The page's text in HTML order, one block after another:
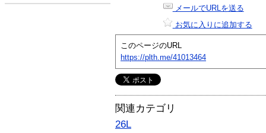
メールでURLを送る
お気に入りに追加する
このページのURL
https://plth.me/41013464
関連カテゴリ
26L